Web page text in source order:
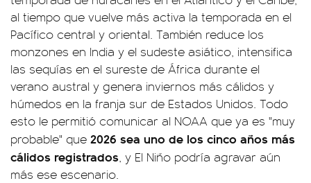
al tiempo que vuelve más activa la temporada en el
Pacífico central y oriental. También reduce los
monzones en India y el sudeste asiático, intensifica
las sequías en el sureste de África durante el
verano austral y genera inviernos más cálidos y
húmedos en la franja sur de Estados Unidos. Todo
esto le permitió comunicar al NOAA que ya es "muy
probable" que 2026 sea uno de los cinco años más
cálidos registrados, y El Niño podría agravar aún
más ese escenario.